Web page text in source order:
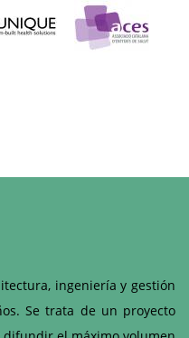
ingeniería y gestión
Se trata de un proyecto